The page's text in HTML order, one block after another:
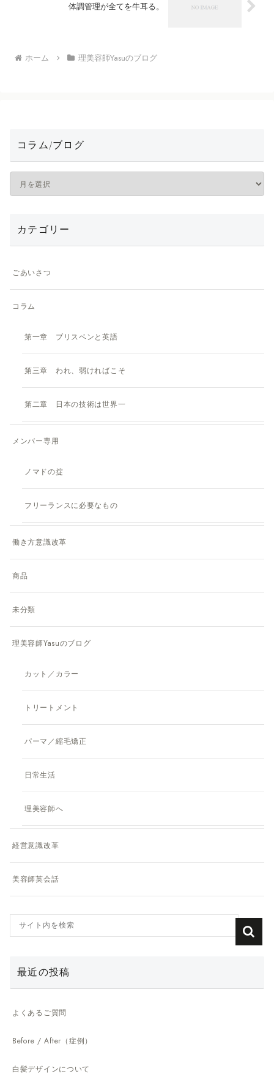
体調管理が全てを牛耳る。
ホーム 理美容師Yasuのブログ
コラム/ブログ
カテゴリー
ごあいさつ
コラム
第一章 ブリスベンと英語
第三章 われ、弱ければこそ
第二章 日本の技術は世界一
メンバー専用
ノマドの掟
フリーランスに必要なもの
働き方意識改革
商品
未分類
理美容師Yasuのブログ
カット／カラー
トリートメント
パーマ／縮毛矯正
日常生活
理美容師へ
経営意識改革
美容師英会話
最近の投稿
よくあるご質問
Before / After（症例）
白髪デザインについて